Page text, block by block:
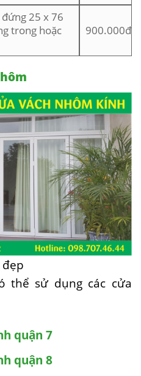
25 x 76
trong hoặc
900.000đ
thể sử dụng các cửa
quận 7
quận 8